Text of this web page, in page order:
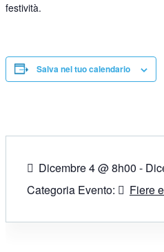
festività.
Salva nel tuo calendario
Dicembre 4 @ 8h00 -
Categoria Evento:
Fiere